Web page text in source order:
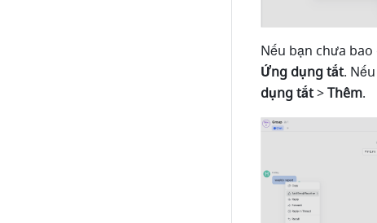
Nếu bạn chưa
Ứng dụng tắt.
dụng tắt > Thêm.